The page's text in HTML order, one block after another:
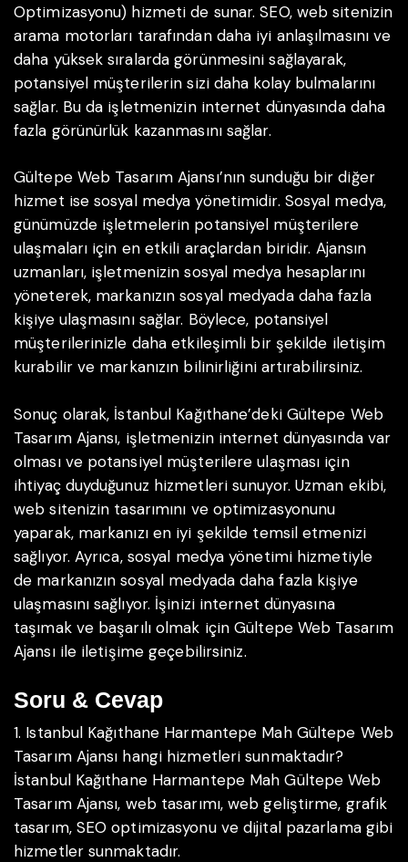
Optimizasyonu) hizmeti de sunar. SEO, web sitenizin
arama motorları tarafından daha iyi anlaşılmasını ve
daha yüksek sıralarda görünmesini sağlayarak,
potansiyel müşterilerin sizi daha kolay bulmalarını
sağlar. Bu da işletmenizin internet dünyasında daha
fazla görünürlük kazanmasını sağlar.
Gültepe Web Tasarım Ajansı’nın sunduğu bir diğer
hizmet ise sosyal medya yönetimidir. Sosyal medya,
günümüzde işletmelerin potansiyel müşterilere
ulaşmaları için en etkili araçlardan biridir. Ajansın
uzmanları, işletmenizin sosyal medya hesaplarını
yöneterek, markanızın sosyal medyada daha fazla
kişiye ulaşmasını sağlar. Böylece, potansiyel
müşterilerinizle daha etkileşimli bir şekilde iletişim
kurabilir ve markanızın bilinirliğini artırabilirsiniz.
Sonuç olarak, İstanbul Kağıthane’deki Gültepe Web
Tasarım Ajansı, işletmenizin internet dünyasında var
olması ve potansiyel müşterilere ulaşması için
ihtiyaç duyduğunuz hizmetleri sunuyor. Uzman ekibi,
web sitenizin tasarımını ve optimizasyonunu
yaparak, markanızı en iyi şekilde temsil etmenizi
sağlıyor. Ayrıca, sosyal medya yönetimi hizmetiyle
de markanızın sosyal medyada daha fazla kişiye
ulaşmasını sağlıyor. İşinizi internet dünyasına
taşımak ve başarılı olmak için Gültepe Web Tasarım
Ajansı ile iletişime geçebilirsiniz.
Soru & Cevap
1. Istanbul Kağıthane Harmantepe Mah Gültepe Web
Tasarım Ajansı hangi hizmetleri sunmaktadır?
İstanbul Kağıthane Harmantepe Mah Gültepe Web
Tasarım Ajansı, web tasarımı, web geliştirme, grafik
tasarım, SEO optimizasyonu ve dijital pazarlama gibi
hizmetler sunmaktadır.